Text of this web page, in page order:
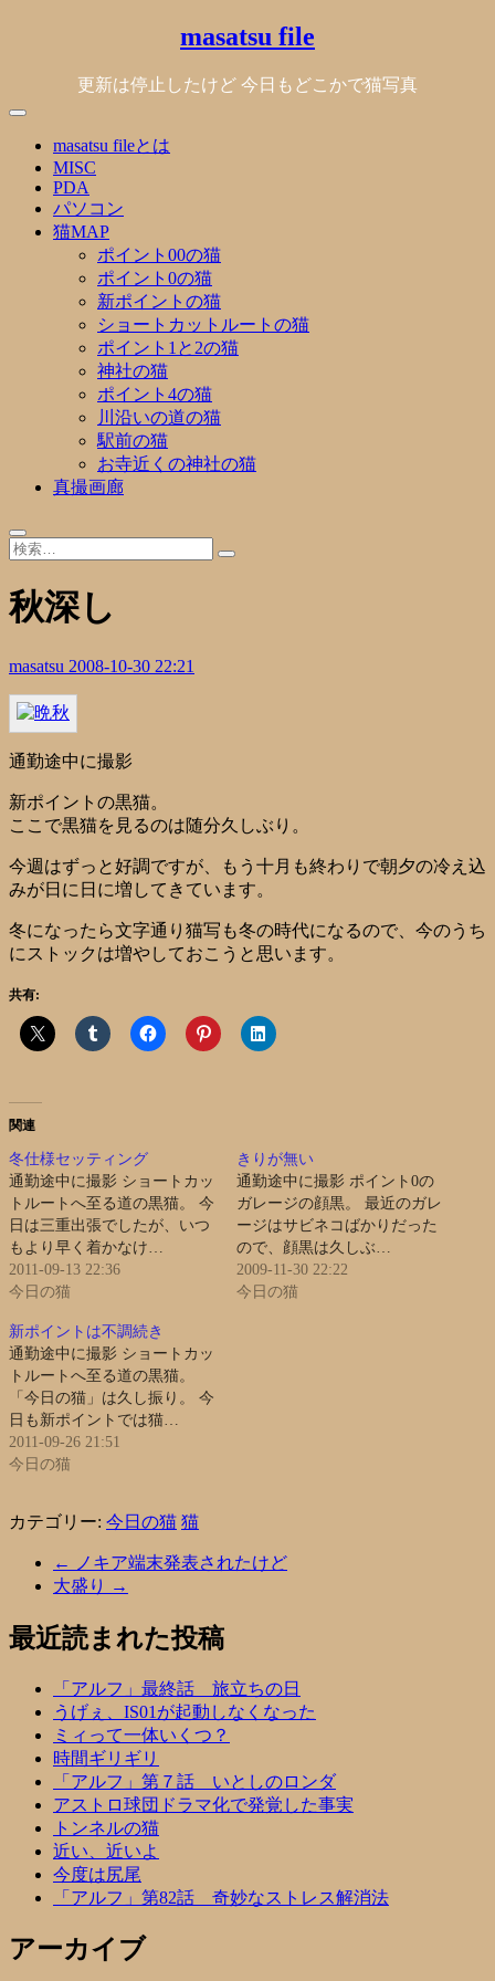
masatsu file
更新は停止したけど 今日もどこかで猫写真
masatsu fileとは
MISC
PDA
パソコン
猫MAP
ポイント00の猫
ポイント0の猫
新ポイントの猫
ショートカットルートの猫
ポイント1と2の猫
神社の猫
ポイント4の猫
川沿いの道の猫
駅前の猫
お寺近くの神社の猫
真撮画廊
秋深し
masatsu 2008-10-30 22:21
通勤途中に撮影
新ポイントの黒猫。
ここで黒猫を見るのは随分久しぶり。
今週はずっと好調ですが、もう十月も終わりで朝夕の冷え込
みが日に日に増してきています。
冬になったら文字通り猫写も冬の時代になるので、今のうち
にストックは増やしておこうと思います。
共有:
関連
冬仕様セッティング
通勤途中に撮影 ショートカッ
トルートへ至る道の黒猫。 今
日は三重出張でしたが、いつ
もより早く着かなけ…
2011-09-13 22:36
今日の猫
きりが無い
通勤途中に撮影 ポイント0の
ガレージの顔黒。 最近のガレ
ージはサビネコばかりだった
ので、顔黒は久しぶ…
2009-11-30 22:22
今日の猫
新ポイントは不調続き
通勤途中に撮影 ショートカッ
トルートへ至る道の黒猫。
「今日の猫」は久し振り。 今
日も新ポイントでは猫…
2011-09-26 21:51
今日の猫
カテゴリー: 今日の猫 猫
←
ノキア端末発表されたけど
大盛り
→
最近読まれた投稿
「アルフ」最終話 旅立ちの日
うげぇ、IS01が起動しなくなった
ミィって一体いくつ？
時間ギリギリ
「アルフ」第７話 いとしのロンダ
アストロ球団ドラマ化で発覚した事実
トンネルの猫
近い、近いよ
今度は尻尾
「アルフ」第82話 奇妙なストレス解消法
アーカイブ